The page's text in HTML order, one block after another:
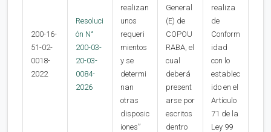
200-16-
51-02-
0018-
2022
Resoluci
ón N°
200-03-
20-03-
0084-
2026
realizan
unos
requeri
mientos
y se
determi
nan
otras
disposic
iones”
General
(E) de
COPOU
RABA, el
cual
deberá
present
arse por
escritos
dentro
realiza
de
Conform
idad
con lo
establec
ido en el
Artículo
71 de la
Ley 99